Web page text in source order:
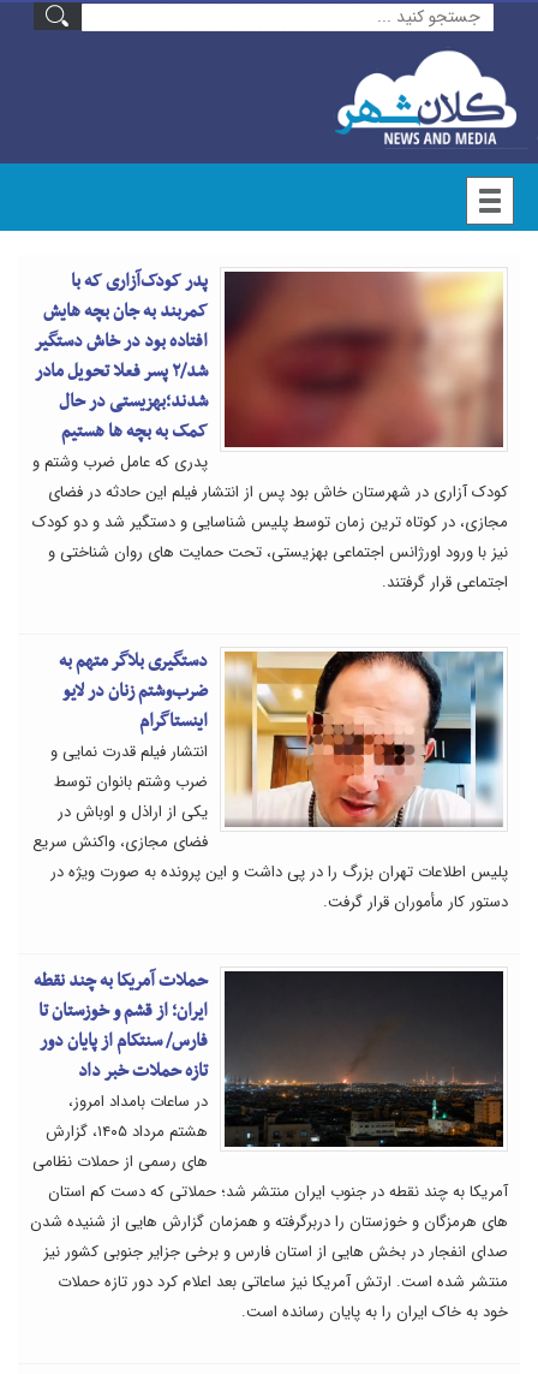
پدر کودک‌آزاری که با
کمربند به جان بچه هایش
افتاده بود در خاش دستگیر
شد/۲ پسر فعلا تحویل مادر
شدند؛بهزیستی در حال
کمک به بچه ها هستیم
پدری که عامل ضرب وشتم و
کودک آزاری در شهرستان خاش بود پس از انتشار فیلم این حادثه در فضای
مجازی، در کوتاه ترین زمان توسط پلیس شناسایی و دستگیر شد و دو کودک
نیز با ورود اورژانس اجتماعی بهزیستی، تحت حمایت های روان شناختی و
اجتماعی قرار گرفتند.
دستگیری بلاگر متهم به
ضرب‌وشتم زنان در لایو
اینستاگرام
انتشار فیلم قدرت نمایی و
ضرب وشتم بانوان توسط
یکی از اراذل و اوباش در
فضای مجازی، واکنش سریع
پلیس اطلاعات تهران بزرگ را در پی داشت و این پرونده به صورت ویژه در
دستور کار مأموران قرار گرفت.
حملات آمریکا به چند نقطه
ایران؛ از قشم و خوزستان تا
فارس/ سنتکام از پایان دور
تازه حملات خبر داد
در ساعات بامداد امروز،
هشتم مرداد ۱۴۰۵، گزارش
های رسمی از حملات نظامی
آمریکا به چند نقطه در جنوب ایران منتشر شد؛ حملاتی که دست کم استان
های هرمزگان و خوزستان را دربرگرفته و همزمان گزارش هایی از شنیده شدن
صدای انفجار در بخش هایی از استان فارس و برخی جزایر جنوبی کشور نیز
منتشر شده است. ارتش آمریکا نیز ساعاتی بعد اعلام کرد دور تازه حملات
خود به خاک ایران را به پایان رسانده است.